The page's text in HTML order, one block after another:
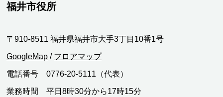
福井市役所
〒910-8511 福井県福井市大手3丁目10番1号
GoogleMap / フロアマップ
電話番号 0776-20-5111（代表）
業務時間 平日8時30分から17時15分